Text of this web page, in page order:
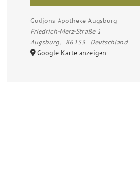
Gudjons Apotheke Augsburg
Friedrich-Merz-Straße 1
Augsburg, 86153
Deutschland
Google Karte anzeigen